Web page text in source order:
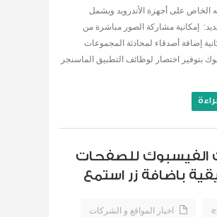
الخاص على أجهزة الأندرويد ويشمل
إمكانية مشاركة الصور مباشرة من
إضافة أصدقاء لمحادثة المجموعات
بتوفير اختصار لوظائف التطبيق الماسنجر
الفيسبوك للصفحات
باضافة زر استمع
اخبار المواقع و الشركات